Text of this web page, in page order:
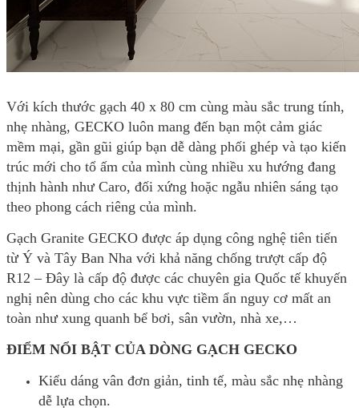
Với kích thước gạch 40 x 80 cm cùng màu sắc trung tính,
nhẹ nhàng, GECKO luôn mang đến bạn một cảm giác
mềm mại, gần gũi giúp bạn dễ dàng phối ghép và tạo kiến
trúc mới cho tổ ấm của mình cùng nhiều xu hướng đang
thịnh hành như Caro, đối xứng hoặc ngẫu nhiên sáng tạo
theo phong cách riêng của mình.
Gạch Granite GECKO được áp dụng công nghệ tiên tiến
từ Ý và Tây Ban Nha với khả năng chống trượt cấp độ
R12 – Đây là cấp độ được các chuyên gia Quốc tế khuyến
nghị nên dùng cho các khu vực tiềm ẩn nguy cơ mất an
toàn như xung quanh bể bơi, sân vườn, nhà xe,…
ĐIỂM NỔI BẬT CỦA DÒNG GẠCH GECKO
Kiểu dáng vân đơn giản, tinh tế, màu sắc nhẹ nhàng
dễ lựa chọn.